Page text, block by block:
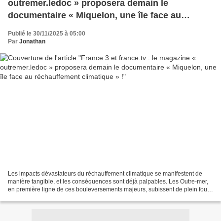
outremer.ledoc » proposera demain le
documentaire « Miquelon, une île face au
réchauffement climatique » !
Publié le 30/11/2025 à 05:00
Par Jonathan
Les impacts dévastateurs du réchauffement climatique se manifestent de
manière tangible, et les conséquences sont déjà palpables. Les Outre-mer,
en première ligne de ces bouleversements majeurs, subissent de plein fouet